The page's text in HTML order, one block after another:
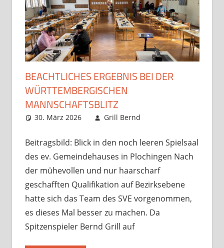
BEACHTLICHES ERGEBNIS BEI DER
WÜRTTEMBERGISCHEN
MANNSCHAFTSBLITZ
30. März 2026 Grill Bernd
Startseite
Beitragsbild: Blick in den noch leeren Spielsaal
des ev. Gemeindehauses in Plochingen Nach
der mühevollen und nur haarscharf
geschafften Qualifikation auf Bezirksebene
hatte sich das Team des SVE vorgenommen,
es dieses Mal besser zu machen. Da
Spitzenspieler Bernd Grill auf